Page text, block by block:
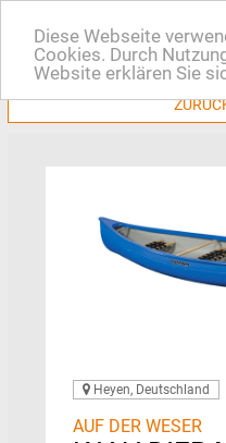
Diese Webseite
Cookies. Durch
Website erklären Sie
Heyen, Deutschland
AUF DER WESER